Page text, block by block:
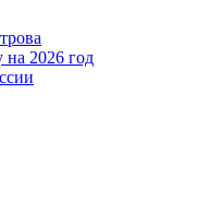
2026 год